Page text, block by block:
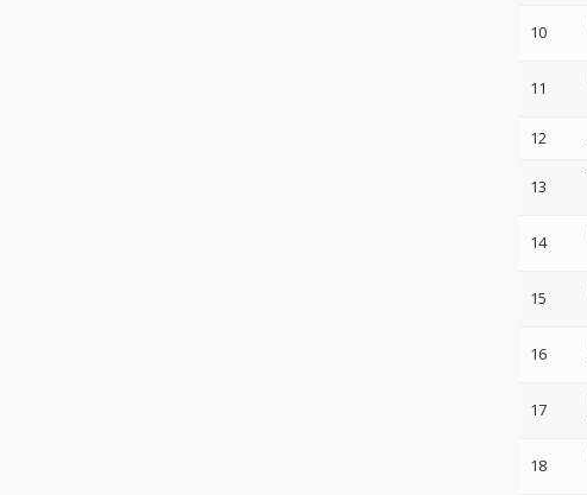
10
11
12
13
14
15
16
17
18